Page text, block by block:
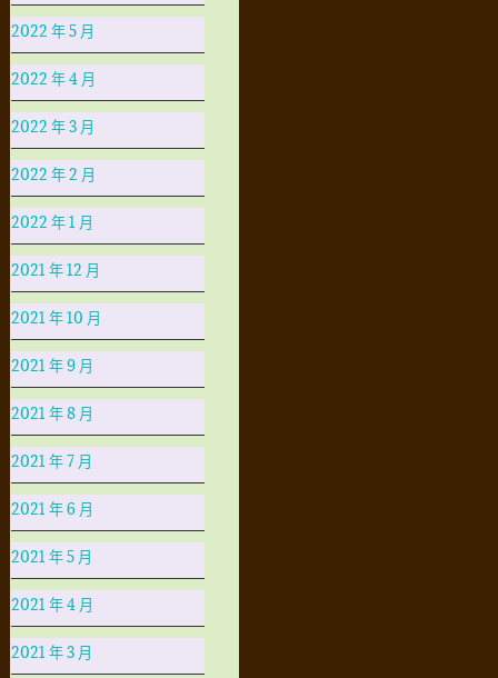
2022 年 5 月
2022 年 4 月
2022 年 3 月
2022 年 2 月
2022 年 1 月
2021 年 12 月
2021 年 10 月
2021 年 9 月
2021 年 8 月
2021 年 7 月
2021 年 6 月
2021 年 5 月
2021 年 4 月
2021 年 3 月